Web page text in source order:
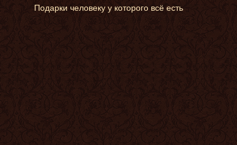
Подарки человеку у которого всё есть